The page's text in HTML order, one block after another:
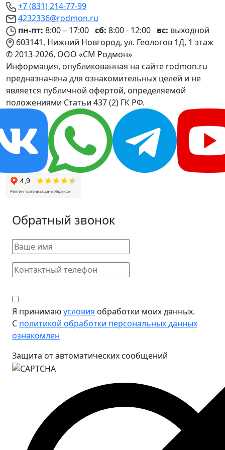
+7 (831) 214-77-99
4232336@rodmon.ru
пн-пт: 8:00 – 17:00 сб: 8:00 - 12:00 вс: выходной
603141, Нижний Новгород, ул. Геологов 1Д, 1 этаж
© 2013-2026, ООО «СМ Родмон»
Информация, опубликованная на сайте rodmon.ru
предназначена для ознакомительных целей и не
является публичной офертой, определяемой
положениями Статьи 437 (2) ГК РФ.
Обратный звонок
Я принимаюусловия обработки моих данных.
С политикой обработки персональных данных
ознакомлен
Защита от автоматических сообщений